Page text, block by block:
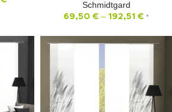
Schmidtgard
69,50 € – 192,51 € *